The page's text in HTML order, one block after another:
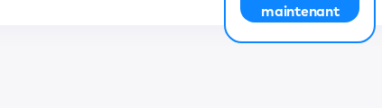
maintenant